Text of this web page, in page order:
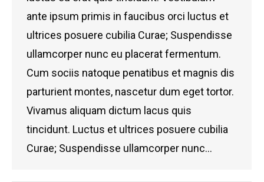
ante ipsum primis in faucibus orci luctus et
ultrices posuere cubilia Curae; Suspendisse
ullamcorper nunc eu placerat fermentum.
Cum sociis natoque penatibus et magnis dis
parturient montes, nascetur dum eget tortor.
Vivamus aliquam dictum lacus quis
tincidunt. Luctus et ultrices posuere cubilia
Curae; Suspendisse ullamcorper nunc…